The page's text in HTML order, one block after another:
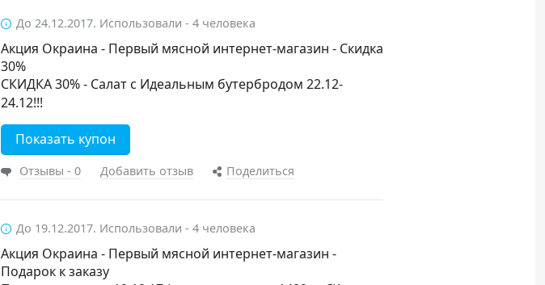
До 24.12.2017. Использовали - 4 человека
Акция Окраина - Первый мясной интернет-магазин - Скидка
30%
СКИДКА 30% - Салат с Идеальным бутербродом 22.12-
24.12!!!
Показать купон
Отзывы - 0 Добавить отзыв Поделиться
До 19.12.2017. Использовали - 4 человека
Акция Окраина - Первый мясной интернет-магазин -
Подарок к заказу